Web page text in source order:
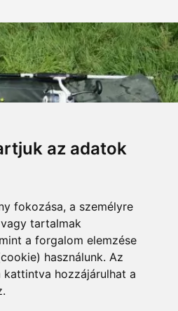
az adatok
fokozása, a személyre
tartalmak
a forgalom elemzése
használunk. Az
hozzájárulhat a
is élnek a Zalában!